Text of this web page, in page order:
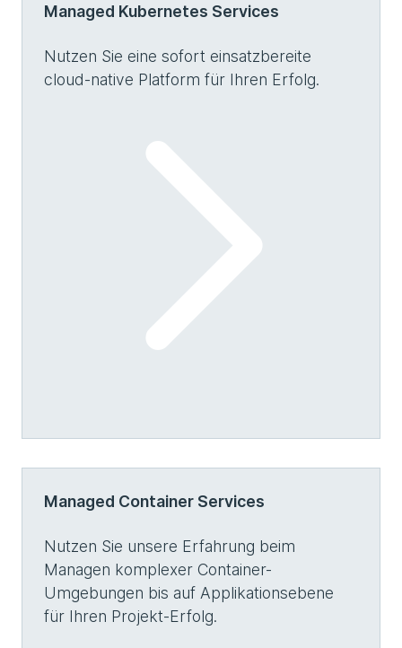
Managed Kubernetes Services
Nutzen Sie eine sofort einsatzbereite
cloud-native Platform für Ihren Erfolg.
Managed Container Services
Nutzen Sie unsere Erfahrung beim
Managen komplexer Container-
Umgebungen bis auf Applikationsebene
für Ihren Projekt-Erfolg.